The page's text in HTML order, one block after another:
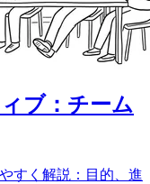
ブ：チーム
すく解説：目的、進